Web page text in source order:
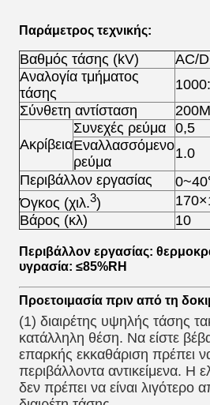
Παράμετρος τεχνικής:
Βαθμός τάσης (kV) AC/
Αναλογία τμήματος
τάσης
Σύνθετη αντίσταση
Ακρίβεια
Συνεχές ρεύμα 0,5
Εναλλασσόμενο
ρεύμα
1.0
Περιβάλλον εργασίας
Όγκος (χιλ.3)
Βάρος (κλ)
10
Περιβάλλον εργασίας:
υγρασία: ≤85%RH
Προετοιμασία πριν από τη
(1) διαιρέτης υψηλής τάσης
κατάλληλη θέση. Να είστε
επαρκής εκκαθάριση πρέπει
περιβάλλοντα αντικείμενα. Η
δεν πρέπει να είναι λιγότερο